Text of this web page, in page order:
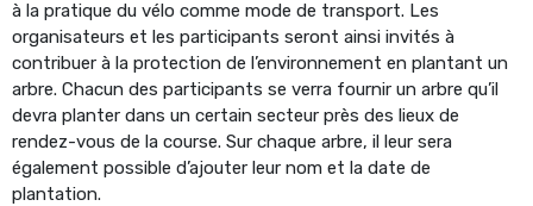
à la pratique du vélo comme mode de transport. Les
organisateurs et les participants seront ainsi invités à
contribuer à la protection de l’environnement en plantant un
arbre. Chacun des participants se verra fournir un arbre qu’il
devra planter dans un certain secteur près des lieux de
rendez-vous de la course. Sur chaque arbre, il leur sera
également possible d’ajouter leur nom et la date de
plantation.